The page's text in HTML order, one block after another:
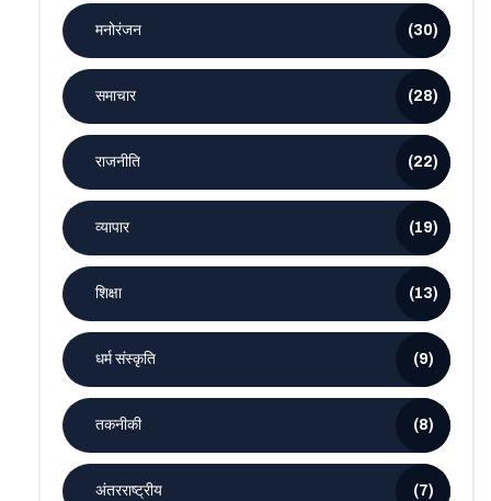
मनोरंजन (30)
समाचार (28)
राजनीति (22)
व्यापार (19)
शिक्षा (13)
धर्म संस्कृति (9)
तकनीकी (8)
अंतरराष्ट्रीय (7)